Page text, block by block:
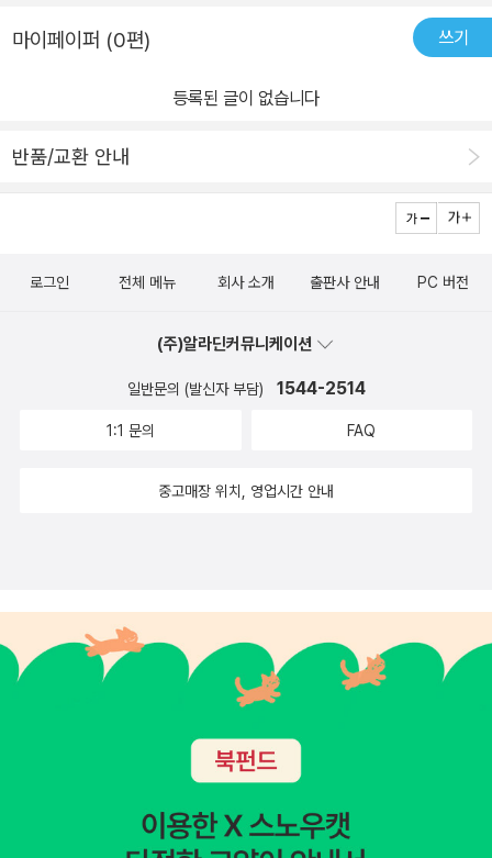
마이페이퍼 (0편) 쓰기
등록된 글이 없습니다
반품/교환 안내
로그인 전체 메뉴 회사 소개 출판사 안내 PC 버전
(주)알라딘커뮤니케이션
일반문의 (발신자 부담) 1544-2514
1:1 문의 FAQ
중고매장 위치, 영업시간 안내